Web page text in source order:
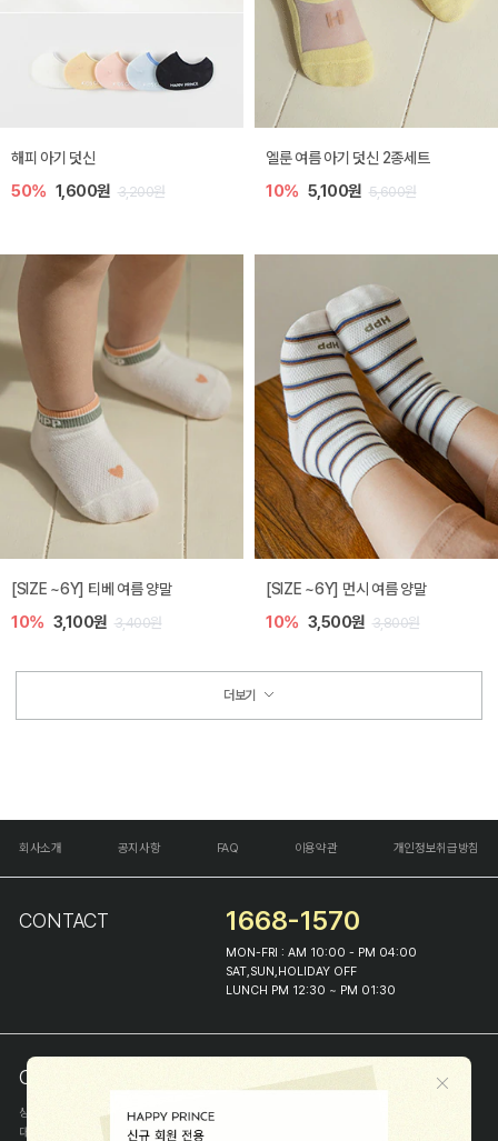
해피 아기 덧신
50% 1,600원 3,200원
엘룬 여름 아기 덧신 2종세트
10% 5,100원 5,600원
[SIZE ~6Y] 티베 여름 양말
10% 3,100원 3,400원
[SIZE ~6Y] 먼시 여름 양말
10% 3,500원 3,800원
더보기
회사소개 공지사항 FAQ 이용약관 개인정보취급방침
CONTACT 1668-1570
MON-FRI : AM 10:00 - PM 04:00
SAT,SUN,HOLIDAY OFF
LUNCH PM 12:30 ~ PM 01:30
COMPANY INFO
상호
(주)해피프린스
대표
이화진